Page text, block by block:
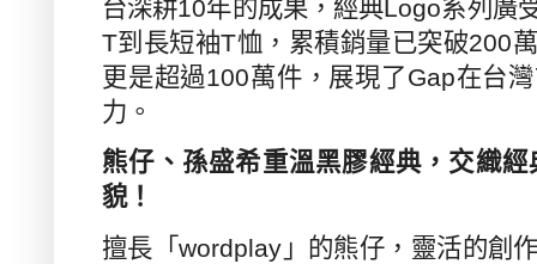
台深耕10年的成果，經典Logo系列廣
T到長短袖T恤，累積銷量已突破200
更是超過100萬件，展現了Gap在台
力。
熊仔、孫盛希重溫黑膠經典，交織
貌！
擅長「wordplay 」的熊仔， 靈活的創